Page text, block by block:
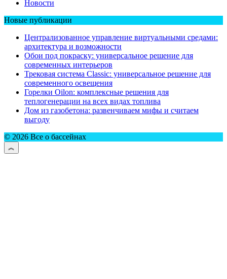
Новости
Новые публикации
Централизованное управление виртуальными средами:
архитектура и возможности
Обои под покраску: универсальное решение для
современных интерьеров
Трековая система Classic: универсальное решение для
современного освещения
Горелки Oilon: комплексные решения для
теплогенерации на всех видах топлива
Дом из газобетона: развенчиваем мифы и считаем
выгоду
© 2026 Все о бассейнах